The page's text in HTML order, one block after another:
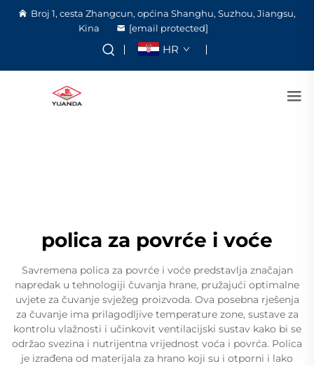
Broj 1, cesta Zhangcun, općina Shanghu, Suzhou, Jiangsu,
Kina
[email protected]
HR
polica za povrće i voće
Savremena polica za povrće i voće predstavlja značajan
napredak u tehnologiji čuvanja hrane, pružajući optimalne
uvjete za čuvanje svježeg proizvoda. Ova posebna rješenja
za čuvanje ima prilagodljive temperature zone, sustave za
kontrolu vlažnosti i učinkovit ventilacijski sustav kako bi se
održao svezina i nutrijentna vrijednost voća i povrća. Polica
je izrađena od materijala za hrano koji su i otporni i lako